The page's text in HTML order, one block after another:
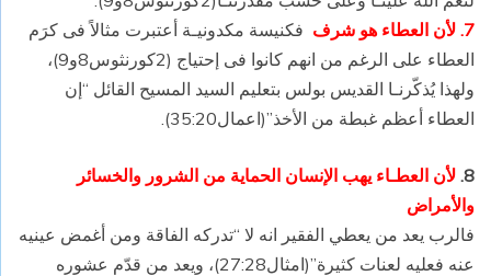
7. لأن العطاء هو شرف
فكنيسة مكدونيـة أعتبرت مثالاً فى كرَم
العطاء على الرغم من انهم كانوا فى إحتياج (2كورنثوس8و9)،
ولهذا يُذكّرنـا القديس بولس بتعليم السيد المسيح القائل “إن
العطاء أعظم غبطة من الأخذ”(اعمال35:20).
8. لأن العطـاء يهب الإنسان الحماية من الشرور والخسائر
والأمراض
فالرب يعد من يعطي الفقير انه لا “تدركه الفاقة ومن أغمض عينيه
عنه فعليه لعنات كثيرة”(امثال27:28)، ويعد من قدّم عشوره